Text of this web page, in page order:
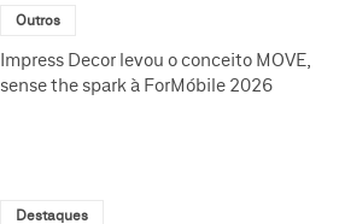
Outros
Impress Decor levou o conceito MOVE,
sense the spark à ForMóbile 2026
Destaques